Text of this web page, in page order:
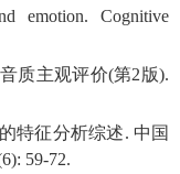
emotion. Cognitive
质主观评价(第2版).
特征分析综述. 中国
59-72.